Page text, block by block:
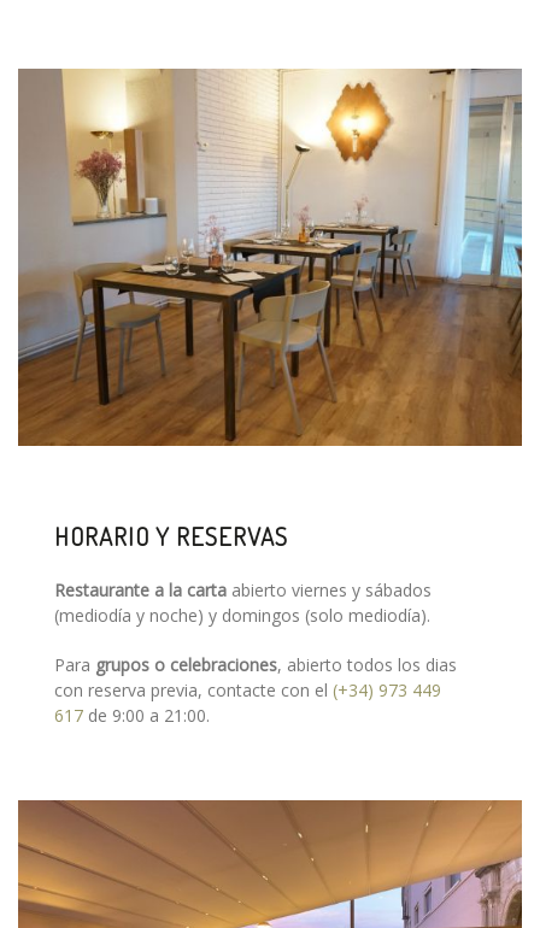
HORARIO Y RESERVAS
Restaurante a la carta abierto viernes y sábados
(mediodía y noche) y domingos (solo mediodía).
Para grupos o celebraciones, abierto todos los dias
con reserva previa, contacte con el (+34) 973 449
617 de 9:00 a 21:00.